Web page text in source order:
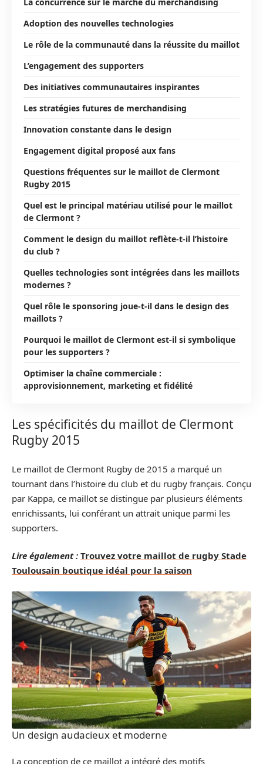
Adoption des nouvelles technologies
Le rôle de la communauté dans la réussite du maillot
L’engagement des supporters
Des initiatives communautaires inspirantes
Les stratégies futures de merchandising
Innovation constante dans le design
Engagement digital proposé aux fans
Questions fréquentes sur le maillot de Clermont
Rugby 2015
Quel est le principal matériau utilisé pour le maillot
de Clermont ?
Comment le design du maillot reflète-t-il l’histoire
du club ?
Quelles technologies sont intégrées dans les maillots
modernes ?
Quel rôle le sponsoring joue-t-il dans le design des
maillots ?
Pourquoi le maillot de Clermont est-il si symbolique
pour les supporters ?
Optimiser la chaîne commerciale :
approvisionnement, marketing et fidélité
Les spécificités du maillot de Clermont
Rugby 2015
Le maillot de Clermont Rugby de 2015 a marqué un
tournant dans l’histoire du club et du rugby français. Conçu
par Kappa, ce maillot se distingue par plusieurs éléments
enrichissants, lui conférant un attrait unique parmi les
supporters.
Lire également : Trouvez votre maillot de rugby Stade
Toulousain boutique idéal pour la saison
Un design audacieux et moderne
La conception de ce maillot a intégré des motifs